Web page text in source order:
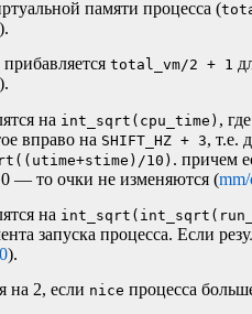
памяти процесса (
).
total_vm/2 + 1
).
на int_sqrt(cpu_time) ,
вправо на SHIFT_HZ + 3, т.е.
10) . причем
0 — то очки не изменяются (
на
запуска процесса. Если
).
на 2, если nice процесса